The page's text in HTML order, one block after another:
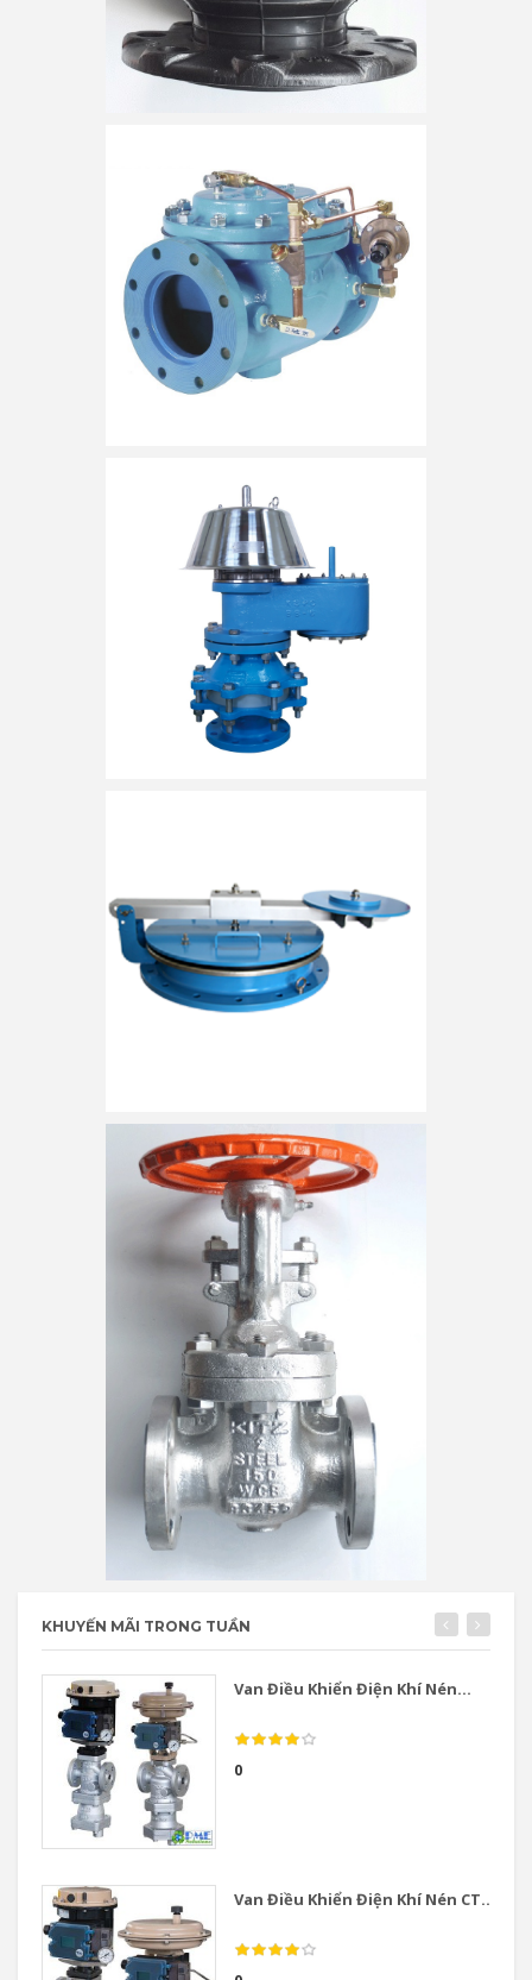
KHUYẾN MÃI TRONG TUẦN
Van Điều Khiển Điện Khí Nén...
0
Van Điều Khiển Điện Khí Nén CT...